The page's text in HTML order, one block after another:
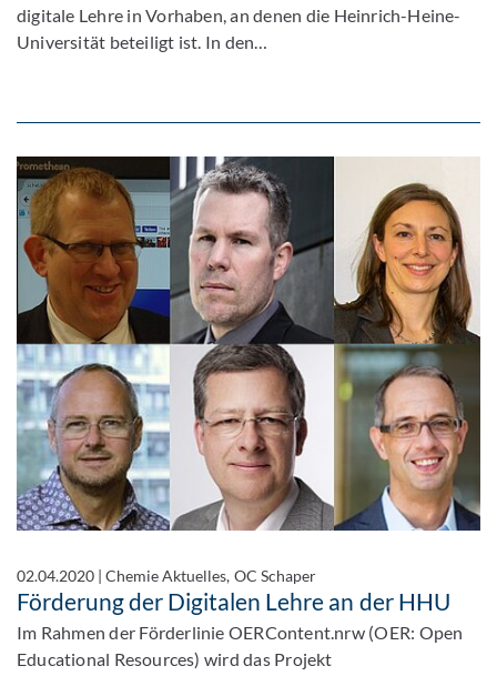
digitale Lehre in Vorhaben, an denen die Heinrich-Heine-
Universität beteiligt ist. In den…
02.04.2020 |Chemie Aktuelles, OC Schaper
Förderung der Digitalen Lehre an der HHU
Im Rahmen der Förderlinie OERContent.nrw (OER: Open
Educational Resources) wird das Projekt